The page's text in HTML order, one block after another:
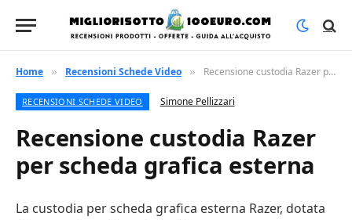
Home » Recensioni Schede Video » Recensione custodia Razer per scheda grafica esterna
RECENSIONI SCHEDE VIDEO Simone Pellizzari
Recensione custodia Razer
per scheda grafica esterna
La custodia per scheda grafica esterna Razer, dotata